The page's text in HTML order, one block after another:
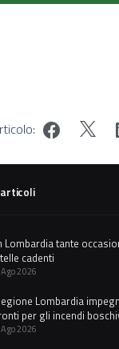
Lombardia tante
cadenti
2026
Lombardia
per gli incendi
2026